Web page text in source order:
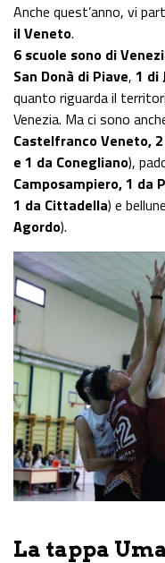
Anche quest’anno, vi
il Veneto.
6 scuole sono di
San Donà di Piave, 1 di
quanto riguarda il
Venezia. Ma ci sono
Castelfranco Veneto,
e 1 da Conegliano),
Camposampiero, 1 da
1 da Cittadella) e
Agordo).
La tappa